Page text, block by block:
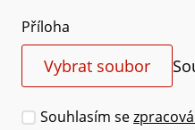
Příloha
Vybrat soubor
Souhlasím se